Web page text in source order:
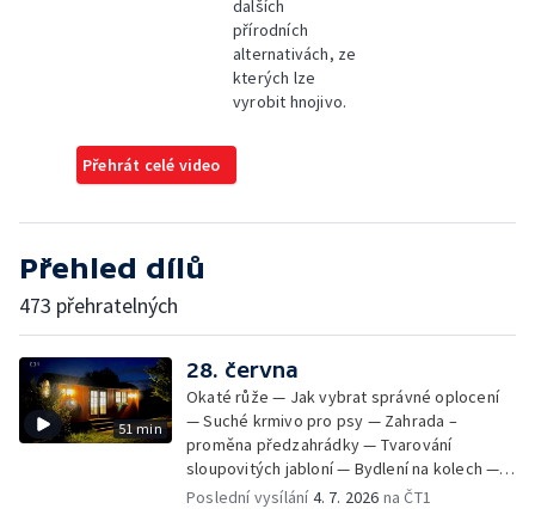
dalších
přírodních
alternativách, ze
kterých lze
vyrobit hnojivo.
Přehrát celé video
Přehled dílů
473 přehratelných
51 min
28. června
Okaté růže — Jak vybrat správné oplocení
— Suché krmivo pro psy — Zahrada –
proměna předzahrádky — Tvarování
sloupovitých jabloní — Bydlení na kolech —
Svída japonská — Tropy v zahradě —
Poslední vysílání4. 7. 2026 na ČT1